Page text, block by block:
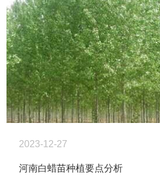
2023-12-27
河南白蜡苗种植要点分析